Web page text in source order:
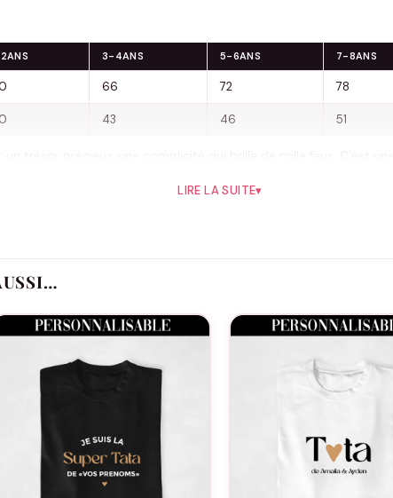
3-4ANS 5-6ANS 7-8ANS
66 72 78
43 46 51
trésor précieux, une complicité qui brille de mille feux. C’est
de T-shirts assortis « Parfait » pour tata et neveu. Ces T-
de jeux, une soirée cinéma ou tout simplement pour montrer
renforcer le lien spécial entre une tante et son neveu. Ils
soit déjà solide ou que vous souhaitiez le renforcer, nos T-shirts
inséparable, et que votre complicité est une source infinie de
LIRE LA SUITE▾